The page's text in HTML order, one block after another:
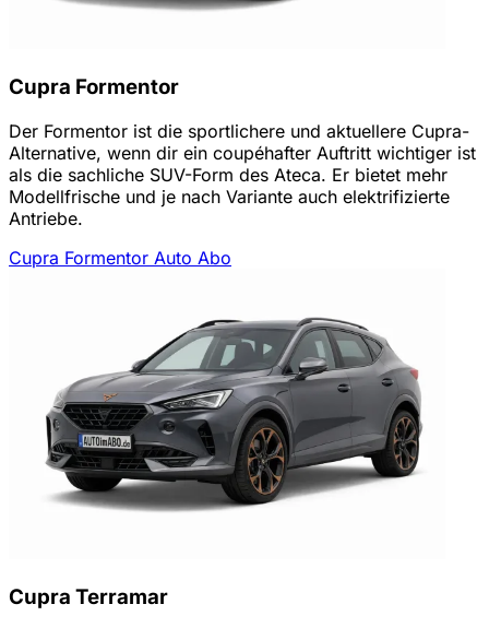
Cupra Formentor
Der Formentor ist die sportlichere und aktuellere Cupra-
Alternative, wenn dir ein coupéhafter Auftritt wichtiger ist
als die sachliche SUV-Form des Ateca. Er bietet mehr
Modellfrische und je nach Variante auch elektrifizierte
Antriebe.
Cupra Formentor Auto Abo
Cupra Terramar